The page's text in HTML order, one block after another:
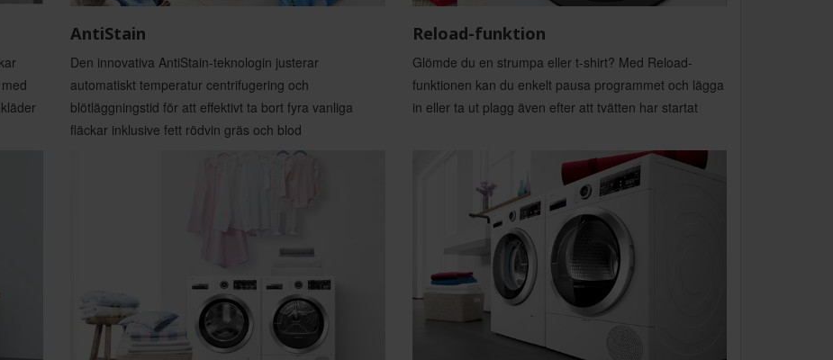
AntiStain
Den innovativa AntiStain-teknologin justerar
automatiskt temperatur centrifugering och
blötläggningstid för att effektivt ta bort fyra vanliga
fläckar inklusive fett rödvin gräs och blod
Reload-funktion
Glömde du en strumpa eller t-shirt? Med Reload-
funktionen kan du enkelt pausa programmet och lägga
in eller ta ut plagg även efter att tvätten har startat